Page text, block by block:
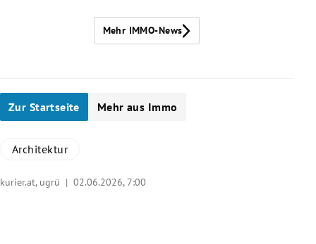
Mehr IMMO-News
Zur Startseite Mehr aus Immo
Architektur
kurier.at, ugrü | 02.06.2026, 7:00